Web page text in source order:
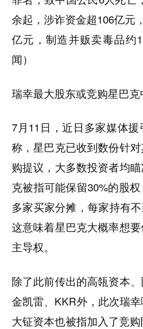
余起，涉诈资金超106亿元
亿元，制造并贩卖毒品约
闻）
瑞幸最大股东或竞购星巴克
7月11日，近日多家媒体
称，星巴克已收到数份针
购提议，大多数投资者均
克被指可能保留30%的股
多家买家分摊，每家持有不
这意味着星巴克大概率想
主导权。
除了此前传出的高瓴资本
金凯雷、KKR外，此次瑞
大钲资本也被指加入了竞